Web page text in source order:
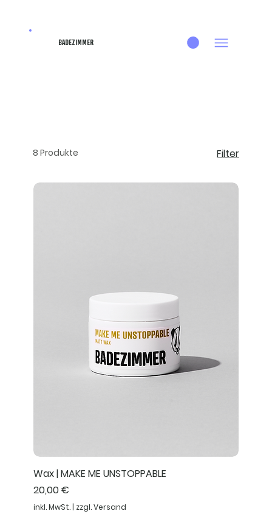
BADEZIMMER
8 Produkte Filter
Wax | MAKE ME UNSTOPPABLE
Preis
20,00 €
inkl. MwSt. | zzgl. Versand